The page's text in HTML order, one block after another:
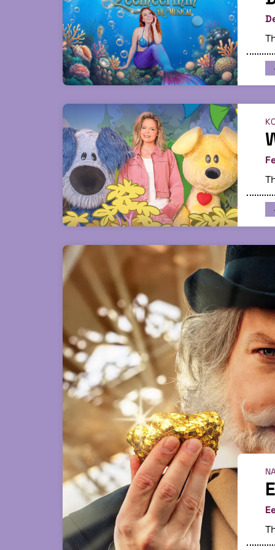
Ga
naar
pagina: